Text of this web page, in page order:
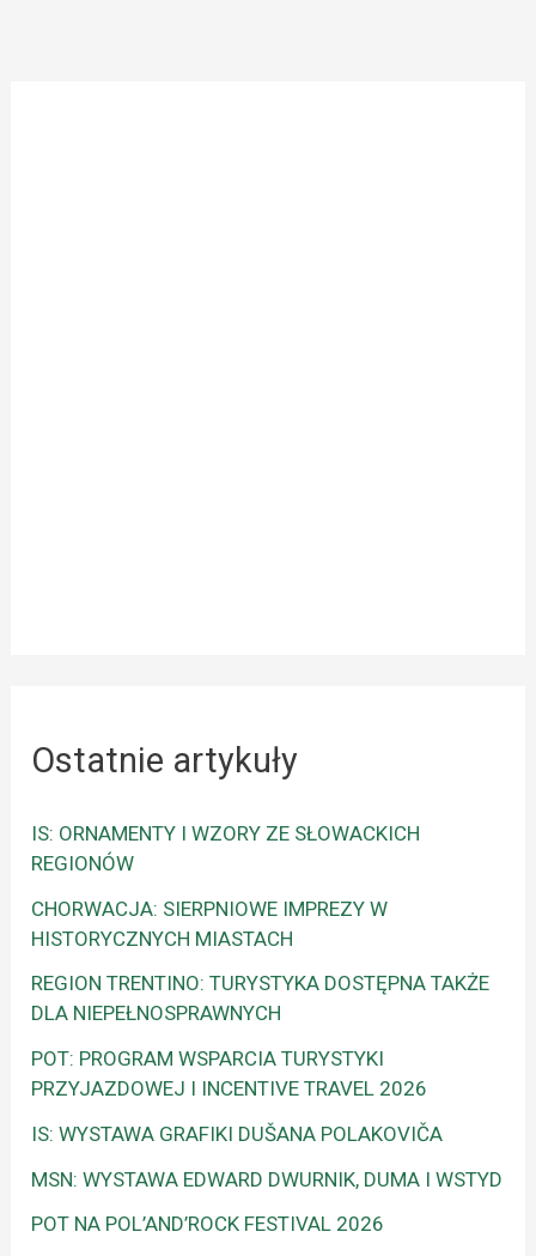
Ostatnie artykuły
IS: ORNAMENTY I WZORY ZE SŁOWACKICH
REGIONÓW
CHORWACJA: SIERPNIOWE IMPREZY W
HISTORYCZNYCH MIASTACH
REGION TRENTINO: TURYSTYKA DOSTĘPNA TAKŻE
DLA NIEPEŁNOSPRAWNYCH
POT: PROGRAM WSPARCIA TURYSTYKI
PRZYJAZDOWEJ I INCENTIVE TRAVEL 2026
IS: WYSTAWA GRAFIKI DUŠANA POLAKOVIČA
MSN: WYSTAWA EDWARD DWURNIK, DUMA I WSTYD
POT NA POL’AND’ROCK FESTIVAL 2026